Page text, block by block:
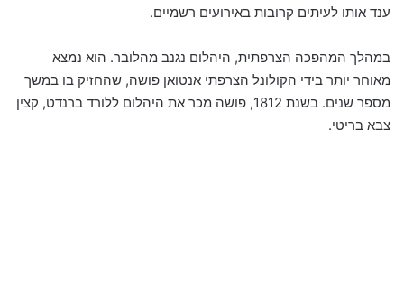
ענד אותו לעיתים קרובות באירועים רשמיים.
במהלך המהפכה הצרפתית, היהלום נגנב מהלובר. הוא נמצא
מאוחר יותר בידי הקולונל הצרפתי אנטואן פושה, שהחזיק בו במשך
מספר שנים. בשנת 1812, פושה מכר את היהלום ללורד ברנדט, קצין
צבא בריטי.